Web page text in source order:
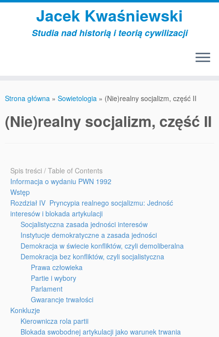
Przejdź
Jacek Kwaśniewski
Studia nad historią i teorią cywilizacji
Strona główna » Sowietologia » (Nie)realny socjalizm, część II
(Nie)realny socjalizm, część II
Spis treści / Table of Contents
Informacja o wydaniu PWN 1992
Wstęp
Rozdział IV Pryncypia realnego socjalizmu: Jedność
interesów i blokada artykulacji
Socjalistyczna zasada jedności interesów
Instytucje demokratyczne a zasada jedności
Demokracja w świecie konfliktów, czyli demoliberalna
Demokracja bez konfliktów, czyli socjalistyczna
Prawa człowieka
Partie i wybory
Parlament
Gwarancje trwałości
Konkluzje
Kierownicza rola partii
Blokada swobodnej artykulacji jako warunek trwania